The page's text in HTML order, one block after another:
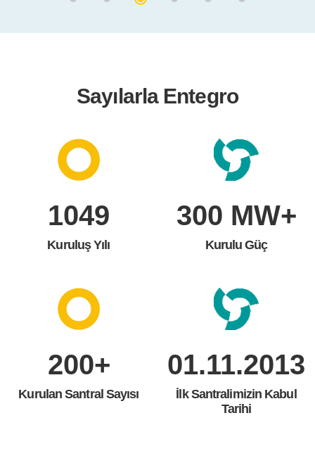
Sayılarla Entegro
1098
Kuruluş Yılı
300 MW+
Kurulu Güç
200+
Kurulan Santral Sayısı
01.11.2013
İlk Santralimizin Kabul
Tarihi